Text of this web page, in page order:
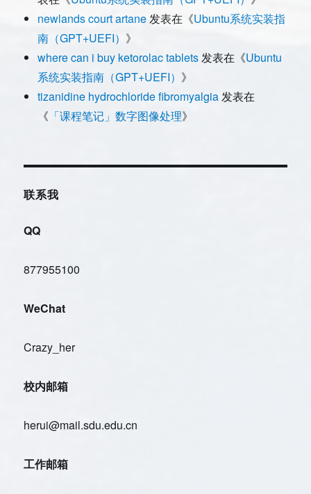
newlands court artane发表在《Ubuntu系统实装指
南（GPT+UEFI） 》
where can i buy ketorolac tablets发表在《Ubuntu
系统实装指南（GPT+UEFI） 》
tizanidine hydrochloride fibromyalgia发表在
《 「课程笔记」数字图像处理》
联系我
QQ
877955100
WeChat
Crazy_her
校内邮箱
herui@mail.sdu.edu.cn
工作邮箱